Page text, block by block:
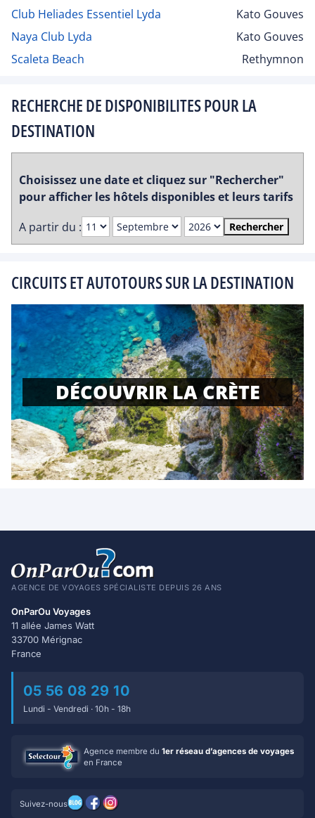
Club Heliades Essentiel Lyda
Kato Gouves
Naya Club Lyda
Kato Gouves
Scaleta Beach
Rethymnon
RECHERCHE DE DISPONIBILITES POUR LA
DESTINATION
Choisissez une date et cliquez sur "Rechercher"
pour afficher les hôtels disponibles et leurs tarifs
A partir du :
Rechercher
CIRCUITS ET AUTOTOURS SUR LA DESTINATION
DÉCOUVRIR LA CRÈTE
AGENCE DE VOYAGES SPÉCIALISTE DEPUIS 26 ANS
OnParOu Voyages
11 allée James Watt
33700 Mérignac
France
05 56 08 29 10
Lundi - Vendredi · 10h - 18h
Agence membre du 1er réseau d’agences de voyages
en France
Suivez-nous